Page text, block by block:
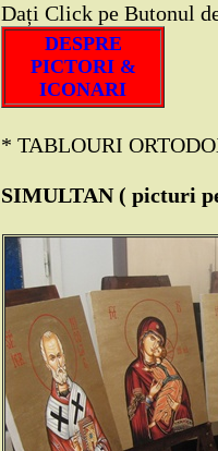
Dați Click pe Butonul
DESPRE
PICTORI &
ICONARI
* TABLOURI
SIMULTAN ( picturi